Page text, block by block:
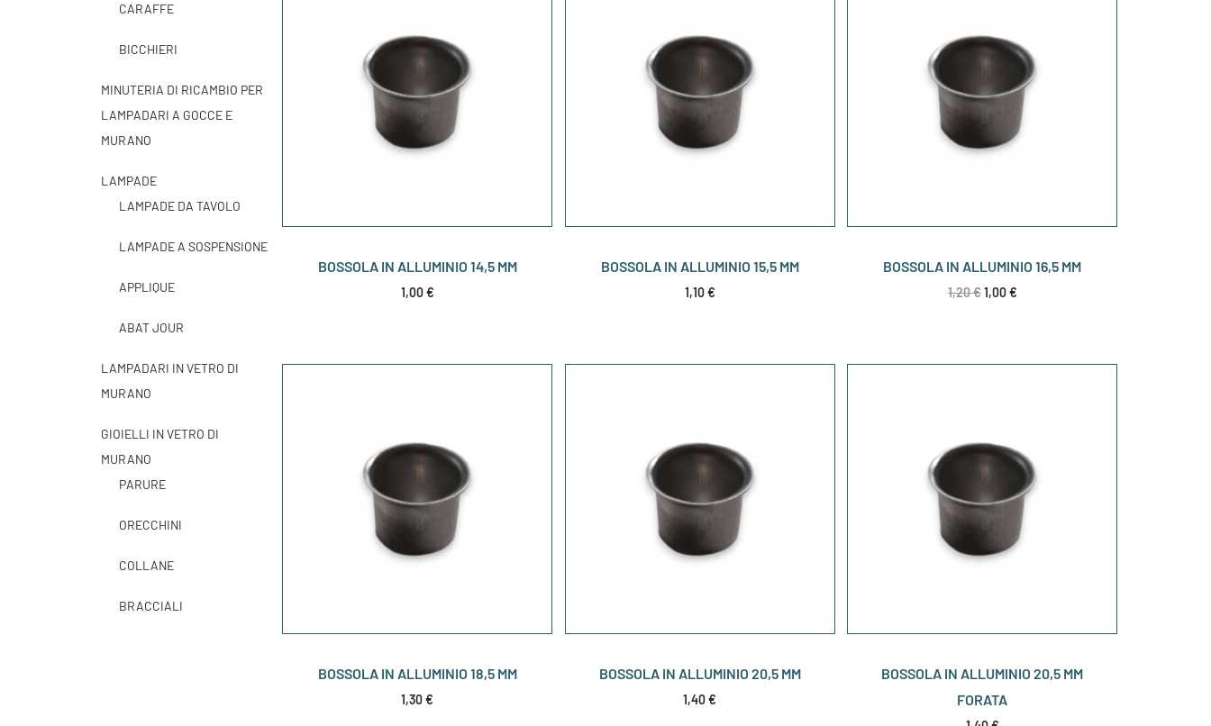
CARAFFE
BICCHIERI
MINUTERIA DI RICAMBIO PER
LAMPADARI A GOCCE E
MURANO
LAMPADE
LAMPADE DA TAVOLO
LAMPADE A SOSPENSIONE
APPLIQUE
ABAT JOUR
LAMPADARI IN VETRO DI
MURANO
GIOIELLI IN VETRO DI
MURANO
PARURE
ORECCHINI
COLLANE
BRACCIALI
BOSSOLA IN ALLUMINIO 14,5 MM
1,00€
BOSSOLA IN ALLUMINIO 15,5 MM
1,10€
BOSSOLA IN ALLUMINIO 16,5 MM
1,20€1,00€
BOSSOLA IN ALLUMINIO 18,5 MM
1,30€
BOSSOLA IN ALLUMINIO 20,5 MM
1,40€
BOSSOLA IN ALLUMINIO 20,5 MM
FORATA